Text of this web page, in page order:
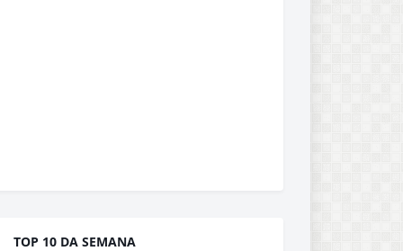
TOP 10 DA SEMANA